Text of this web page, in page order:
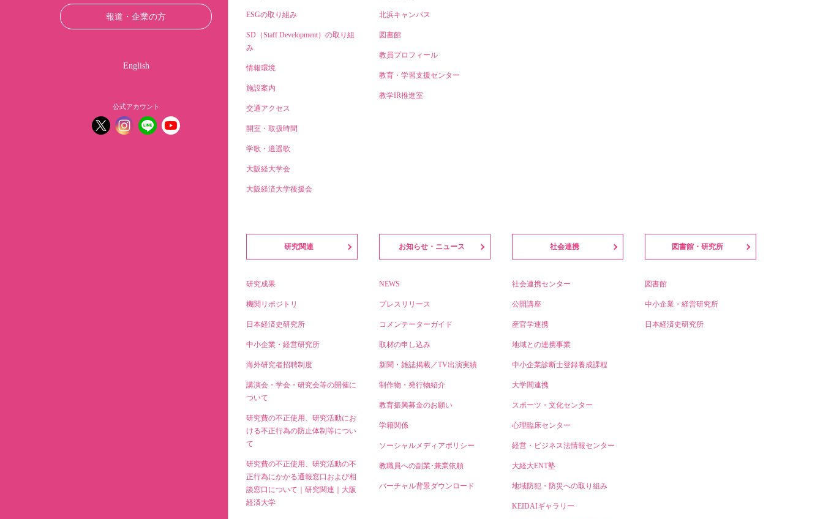
報道・企業の方
English
公式アカウント
ESGの取り組み
SD（Staff Development）の取り組
み
情報環境
施設案内
交通アクセス
開室・取扱時間
学歌・逍遥歌
大阪経大学会
大阪経済大学後援会
北浜キャンパス
図書館
教員プロフィール
教育・学習支援センター
教学IR推進室
研究関連
研究成果
機関リポジトリ
日本経済史研究所
中小企業・経営研究所
海外研究者招聘制度
講演会・学会・研究会等の開催に
ついて
研究費の不正使用、研究活動にお
ける不正行為の防止体制等につい
て
研究費の不正使用、研究活動の不
正行為にかかる通報窓口および相
談窓口について｜研究関連｜大阪
経済大学
お知らせ・ニュース
NEWS
プレスリリース
コメンテーターガイド
取材の申し込み
新聞・雑誌掲載／TV出演実績
制作物・発行物紹介
教育振興募金のお願い
学籍関係
ソーシャルメディアポリシー
教職員への副業･兼業依頼
バーチャル背景ダウンロード
社会連携
社会連携センター
公開講座
産官学連携
地域との連携事業
中小企業診断士登録養成課程
大学間連携
スポーツ・文化センター
心理臨床センター
経営・ビジネス法情報センター
大経大ENT塾
地域防犯・防災への取り組み
KEIDAIギャラリー
図書館・研究所
図書館
中小企業・経営研究所
日本経済史研究所